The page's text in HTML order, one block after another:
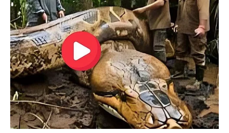
vašem životu.
Neke stvari će završiti, ali upravo zato dolazi nešto
mnogo bolje.
Zvijezde vam sada pokušavaju pokazati pravi put.
Zato nemojte ignorisati znakove, osjećaje i ljude koji se
ovog vikenda pojavljuju u vašem životu.